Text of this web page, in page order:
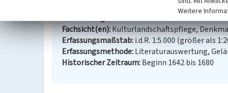
Gesetzlich geschütztes Kulturdenkmal Kein
Fachsicht(en) Kulturlandschaftspflege,
Erfassungsmaßstab i.d.R. 1:5.000 (größer als
Erfassungsmethode Literaturauswertung,
Historischer Zeitraum Beginn 1642 bis 1680
Weitere